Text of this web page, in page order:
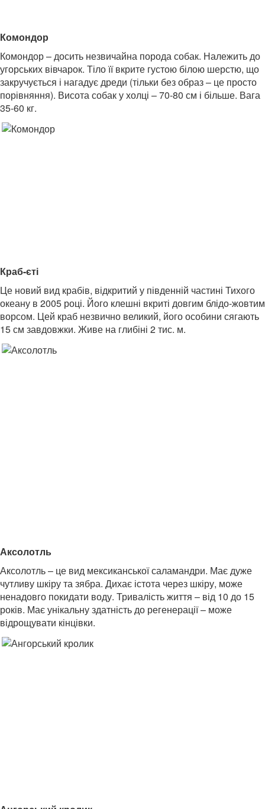
Комондор
Комондор – досить незвичайна порода собак. Належить до
угорських вівчарок. Тіло її вкрите густою білою шерстю, що
закручується і нагадує дреди (тільки без образ – це просто
порівняння). Висота собак у холці – 70-80 см і більше. Вага
35-60 кг.
Краб-єті
Це новий вид крабів, відкритий у південній частині Тихого
океану в 2005 році. Його клешні вкриті довгим блідо-жовтим
ворсом. Цей краб незвично великий, його особини сягають
15 см завдовжки. Живе на глибіні 2 тис. м.
Аксолотль
Аксолотль – це вид мексиканської саламандри. Має дуже
чутливу шкіру та зябра. Дихає істота через шкіру, може
ненадовго покидати воду. Тривалість життя – від 10 до 15
років. Має унікальну здатність до регенерації – може
відрощувати кінцівки.